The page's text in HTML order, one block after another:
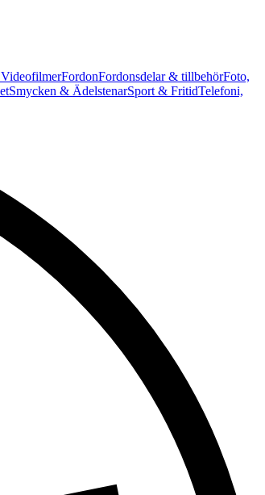
FordonFordonsdelar & tillbehörFoto,
Smycken & ÄdelstenarSport & FritidTelefoni,